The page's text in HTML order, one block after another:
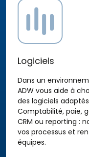
Logiciels
Dans un
ADW vous aide à
des logiciels
Comptabilité, paie,
CRM ou reporting :
vos processus et
équipes.